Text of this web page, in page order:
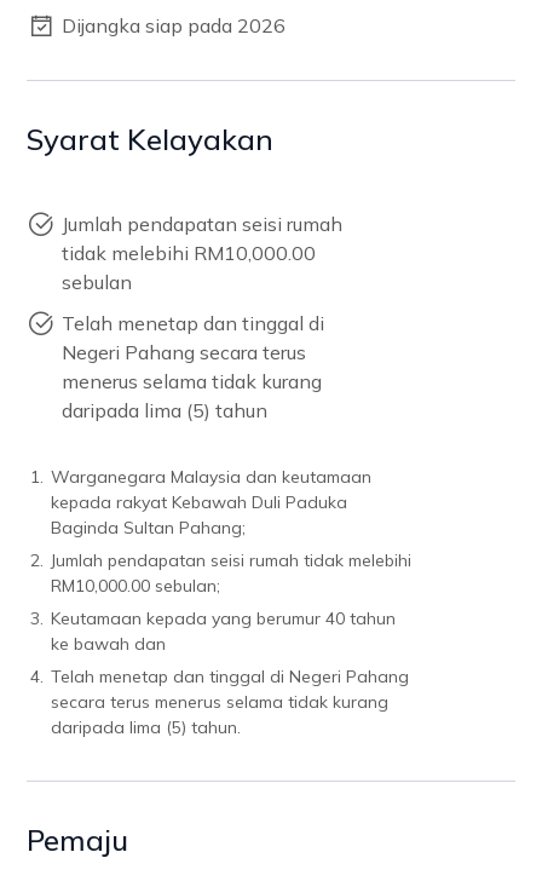
Dijangka siap pada 2026
Syarat Kelayakan
Jumlah pendapatan seisi rumah
tidak melebihi RM10,000.00
sebulan
Telah menetap dan tinggal di
Negeri Pahang secara terus
menerus selama tidak kurang
daripada lima (5) tahun
1. Warganegara Malaysia dan keutamaan
kepada rakyat Kebawah Duli Paduka
Baginda Sultan Pahang;
2. Jumlah pendapatan seisi rumah tidak melebihi
RM10,000.00 sebulan;
3. Keutamaan kepada yang berumur 40 tahun
ke bawah dan
4. Telah menetap dan tinggal di Negeri Pahang
secara terus menerus selama tidak kurang
daripada lima (5) tahun.
Pemaju